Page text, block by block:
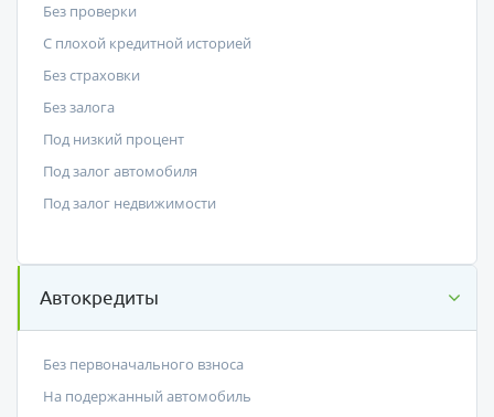
Без проверки
С плохой кредитной историей
Без страховки
Без залога
Под низкий процент
Под залог автомобиля
Под залог недвижимости
Автокредиты
Без первоначального взноса
На подержанный автомобиль